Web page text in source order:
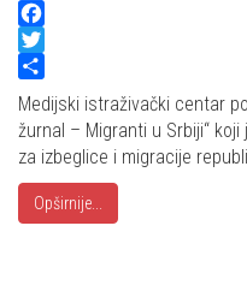
Facebook
Twitter
Share
Medijski istraživački centar
žurnal – Migranti u Srbiji“
za izbeglice i migracije
Opširnije...